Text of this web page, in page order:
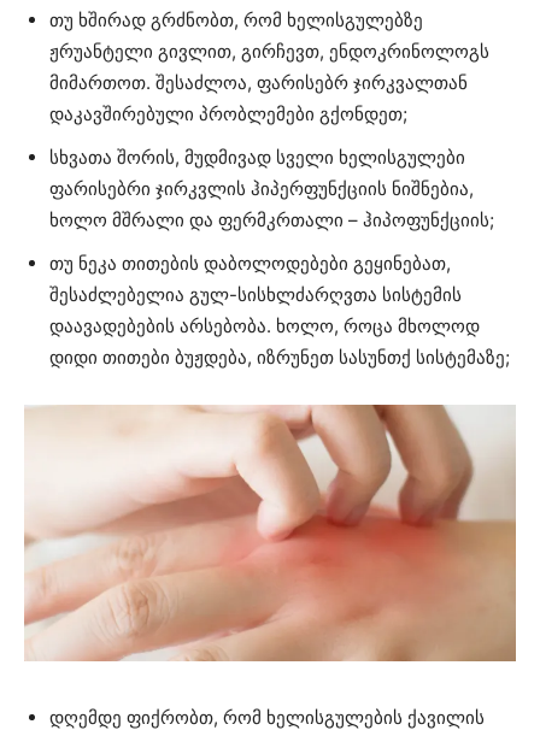
თუ ხშირად გრძნობთ, რომ ხელისგულებზე
ჟრუანტელი გივლით, გირჩევთ, ენდოკრინოლოგს
მიმართოთ. შესაძლოა, ფარისებრ ჯირკვალთან
დაკავშირებული პრობლემები გქონდეთ;
სხვათა შორის, მუდმივად სველი ხელისგულები
ფარისებრი ჯირკვლის ჰიპერფუნქციის ნიშნებია,
ხოლო მშრალი და ფერმკრთალი – ჰიპოფუნქციის;
თუ ნეკა თითების დაბოლოდებები გეყინებათ,
შესაძლებელია გულ-სისხლძარღვთა სისტემის
დაავადებების არსებობა. ხოლო, როცა მხოლოდ
დიდი თითები ბუჟდება, იზრუნეთ სასუნთქ სისტემაზე;
დღემდე ფიქრობთ, რომ ხელისგულების ქავილის